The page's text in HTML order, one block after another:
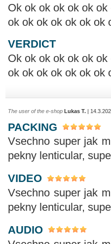
Ok ok ok ok ok ok
ok ok ok ok ok ok ok
VERDICT
Ok ok ok ok ok ok
ok ok ok ok ok ok ok
The user of the e-shop Lukas T. |
PACKING
Vsechno super jak
pekny lenticular,
VIDEO
Vsechno super jak
pekny lenticular,
AUDIO